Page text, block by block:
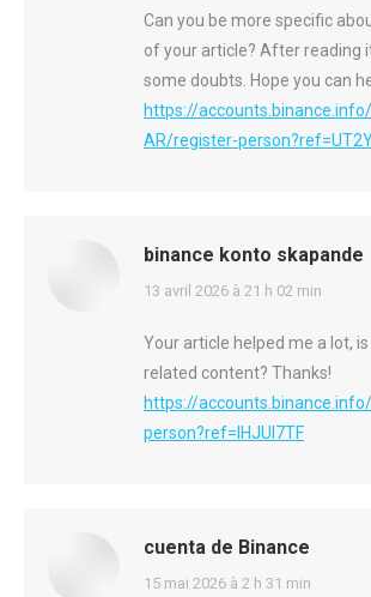
Can you be more specific
of your article? After reading
some doubts. Hope you can
https://
AR/register-
binance konto skapande
says:
13 avril 2026 à 21 h 02 min
Your article helped me a lot,
related content? Thanks!
https://
person?ref=IHJUI7TF
cuenta de Binance
says:
15 mai 2026 à 2 h 31 min